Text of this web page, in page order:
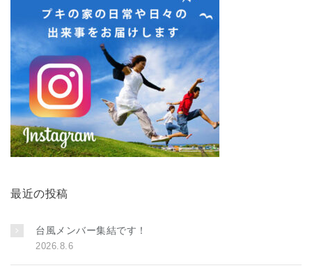
最近の投稿
台風メンバー集結です！
2026.8.6